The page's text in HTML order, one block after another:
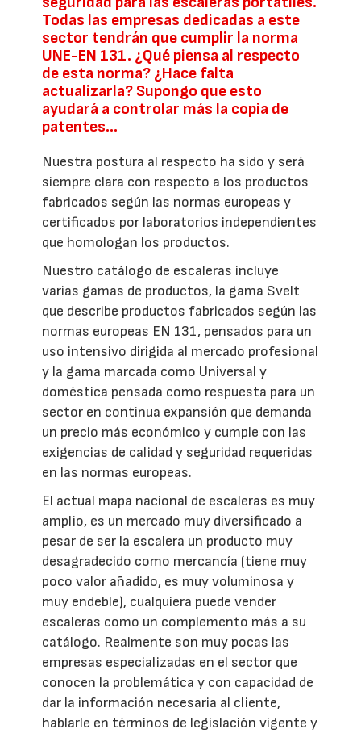
Todas las empresas dedicadas a este
sector tendrán que cumplir la norma
UNE-EN 131. ¿Qué piensa al respecto
de esta norma? ¿Hace falta
actualizarla? Supongo que esto
ayudará a controlar más la copia de
patentes...
Nuestra postura al respecto ha sido y será
siempre clara con respecto a los productos
fabricados según las normas europeas y
certificados por laboratorios independientes
que homologan los productos.
Nuestro catálogo de escaleras incluye
varias gamas de productos, la gama Svelt
que describe productos fabricados según las
normas europeas EN 131, pensados para un
uso intensivo dirigida al mercado profesional
y la gama marcada como Universal y
doméstica pensada como respuesta para un
sector en continua expansión que demanda
un precio más económico y cumple con las
exigencias de calidad y seguridad requeridas
en las normas europeas.
El actual mapa nacional de escaleras es muy
amplio, es un mercado muy diversificado a
pesar de ser la escalera un producto muy
desagradecido como mercancía (tiene muy
poco valor añadido, es muy voluminosa y
muy endeble), cualquiera puede vender
escaleras como un complemento más a su
catálogo. Realmente son muy pocas las
empresas especializadas en el sector que
conocen la problemática y con capacidad de
dar la información necesaria al cliente,
hablarle en términos de legislación vigente y